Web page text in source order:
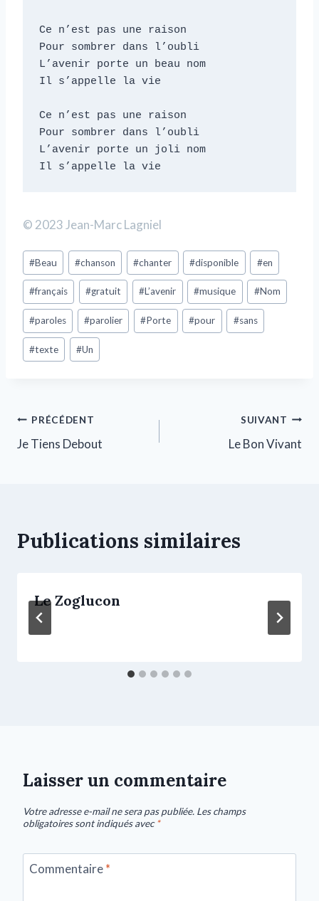
Ce n’est pas une raison
Pour sombrer dans l’oubli
L’avenir porte un beau nom
Il s’appelle la vie
Ce n’est pas une raison
Pour sombrer dans l’oubli
L’avenir porte un joli nom
Il s’appelle la vie
© 2023 Jean-Marc Lagniel
#Beau #chanson #chanter #disponible #en
#français #gratuit #L’avenir #musique #Nom
#paroles #parolier #Porte #pour #sans
#texte #Un
PRÉCÉDENT
Je Tiens Debout
SUIVANT
Le Bon Vivant
Publications similaires
Le Zoglucon
Laisser un commentaire
Votre adresse e-mail ne sera pas publiée. Les champs
obligatoires sont indiqués avec*
Commentaire*